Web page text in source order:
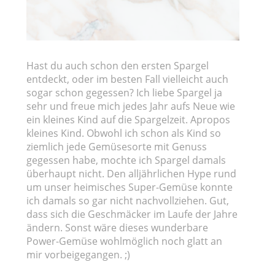
Hast du auch schon den ersten Spargel
entdeckt, oder im besten Fall vielleicht auch
sogar schon gegessen? Ich liebe Spargel ja
sehr und freue mich jedes Jahr aufs Neue wie
ein kleines Kind auf die Spargelzeit. Apropos
kleines Kind. Obwohl ich schon als Kind so
ziemlich jede Gemüsesorte mit Genuss
gegessen habe, mochte ich Spargel damals
überhaupt nicht. Den alljährlichen Hype rund
um unser heimisches Super-Gemüse konnte
ich damals so gar nicht nachvollziehen. Gut,
dass sich die Geschmäcker im Laufe der Jahre
ändern. Sonst wäre dieses wunderbare
Power-Gemüse wohlmöglich noch glatt an
mir vorbeigegangen. ;)